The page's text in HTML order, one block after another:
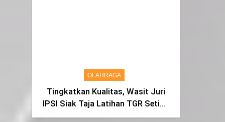
OLAHRAGA
Tingkatkan Kualitas, Wasit Juri
IPSI Siak Taja Latihan TGR Setiap
Tiga Bulan Sekali